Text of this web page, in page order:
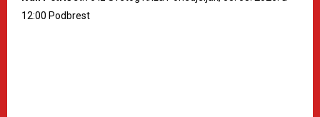
12:00 Podbrest